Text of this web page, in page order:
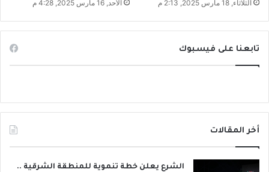
الثلاثاء, 18 مارس 2025, 2:13 م الأحد, 16 مارس 2025, 4:28 م
تابعنا على فيسبوك
أخر المقالات
الشرع يعلن خطة تنموية للمنطقة الشرقية ..